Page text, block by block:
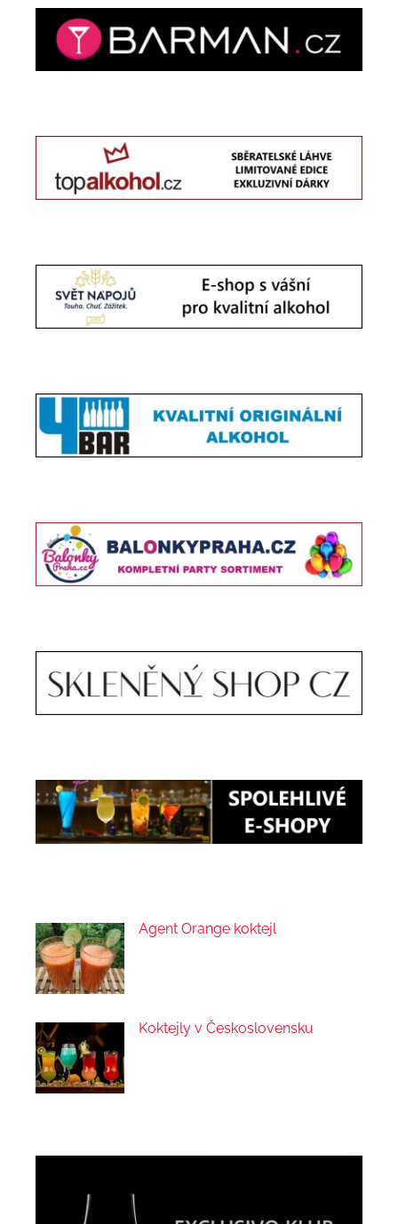
Agent Orange koktejl
Koktejly v Československu